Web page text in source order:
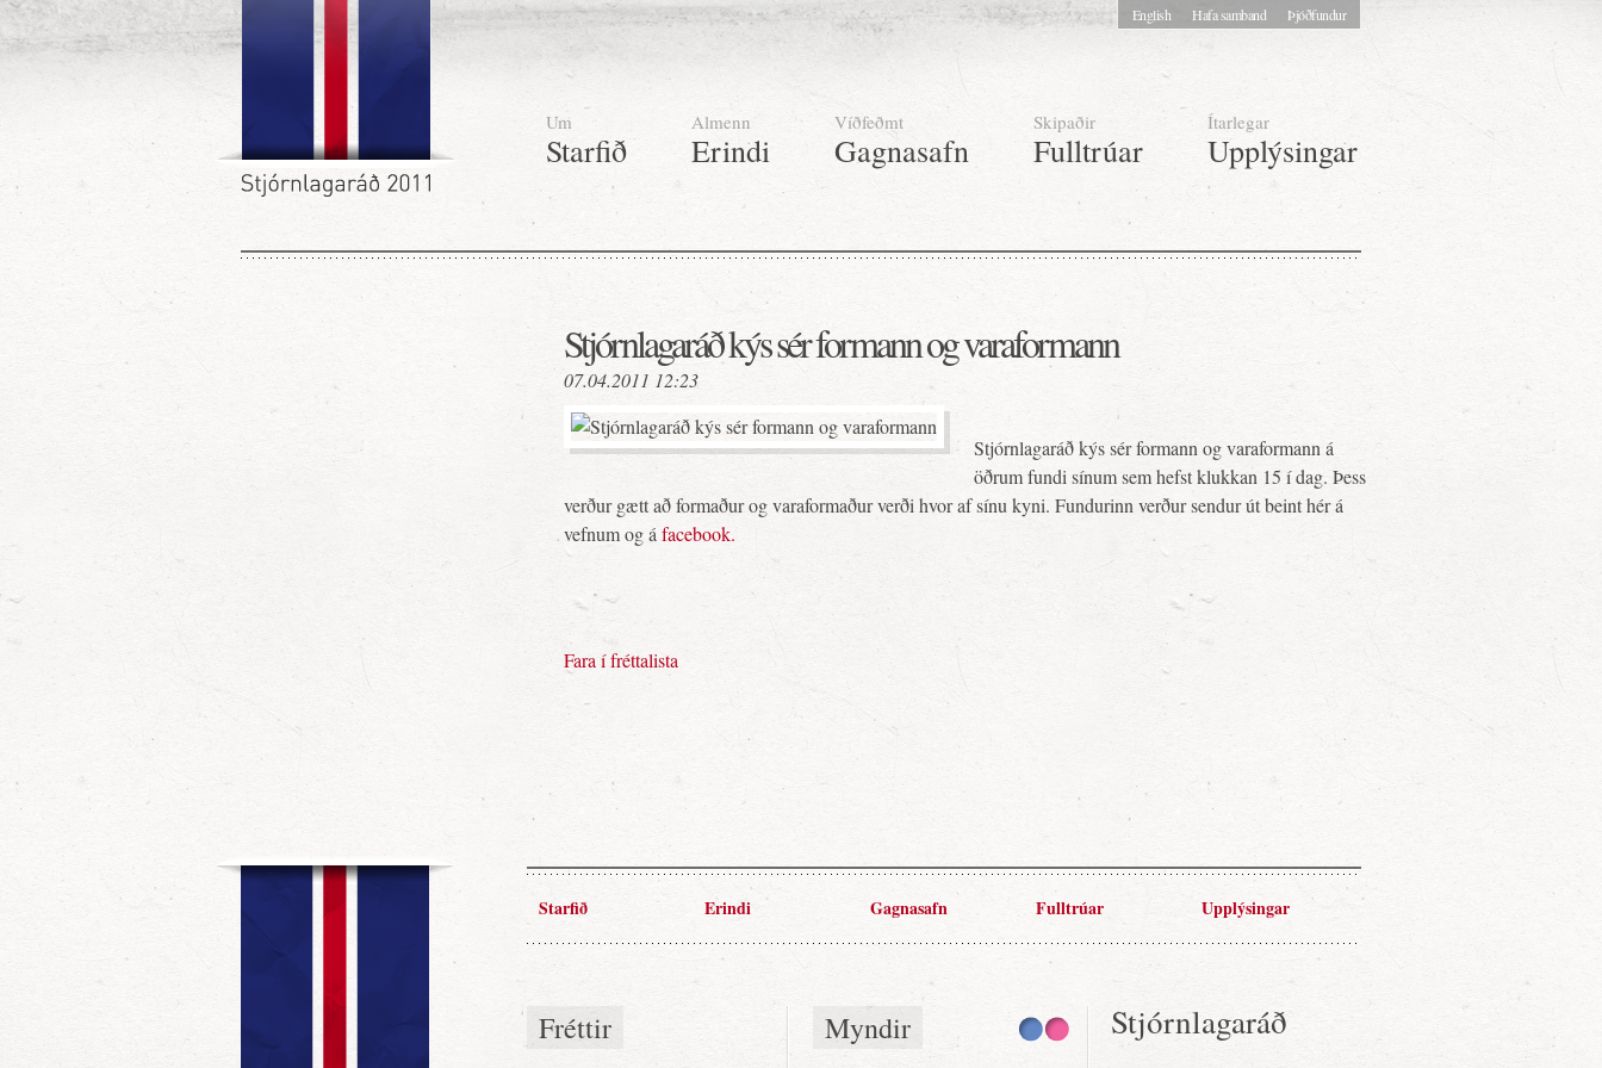
Um
Starfið
Almenn
Erindi
Víðfeðmt
Gagnasafn
Skipaðir
Fulltrúar
Ítarlegar
Upplýsingar
English Hafa samband Þjóðfundur
Stjórnlagaráð kýs sér formann og varaformann
07.04.2011 12:23
Stjórnlagaráð kýs sér formann og varaformann á
öðrum fundi sínum sem hefst klukkan 15 í dag. Þess
verður gætt að formaður og varaformaður verði hvor af sínu kyni. Fundurinn verður sendur út beint hér á
vefnum og á facebook.
Fara í fréttalista
Starfið Erindi Gagnasafn Fulltrúar Upplýsingar
Fréttir Myndir Stjórnlagaráð